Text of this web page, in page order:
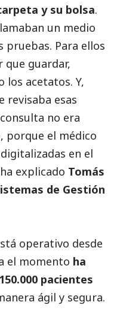
y su bolsa.
un medio
pruebas. Para ellos
guardar,
los acetatos. Y,
revisaba esas
no era
porque el médico
en el
explicado Tomás
de Gestión
operativo desde
el momento ha
pacientes
ágil y segura.